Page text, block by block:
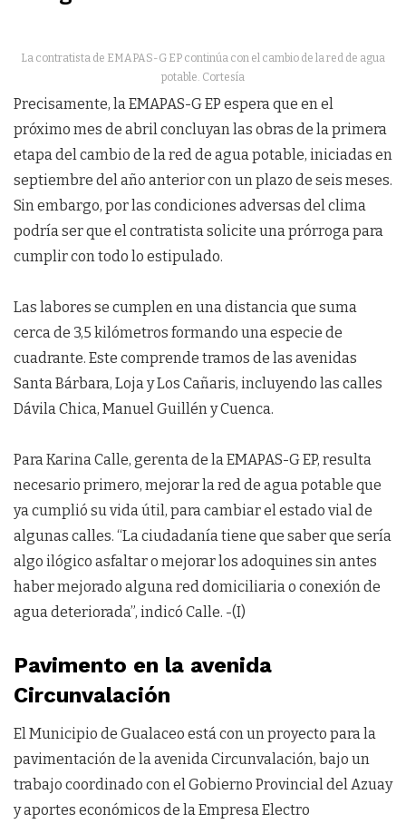
La contratista de EMAPAS-G EP continúa con el cambio de la red de agua
potable. Cortesía
Precisamente, la EMAPAS-G EP espera que en el
próximo mes de abril concluyan las obras de la primera
etapa del cambio de la red de agua potable, iniciadas en
septiembre del año anterior con un plazo de seis meses.
Sin embargo, por las condiciones adversas del clima
podría ser que el contratista solicite una prórroga para
cumplir con todo lo estipulado.
Las labores se cumplen en una distancia que suma
cerca de 3,5 kilómetros formando una especie de
cuadrante. Este comprende tramos de las avenidas
Santa Bárbara, Loja y Los Cañaris, incluyendo las calles
Dávila Chica, Manuel Guillén y Cuenca.
Para Karina Calle, gerenta de la EMAPAS-G EP, resulta
necesario primero, mejorar la red de agua potable que
ya cumplió su vida útil, para cambiar el estado vial de
algunas calles. “La ciudadanía tiene que saber que sería
algo ilógico asfaltar o mejorar los adoquines sin antes
haber mejorado alguna red domiciliaria o conexión de
agua deteriorada”, indicó Calle. -(I)
Pavimento en la avenida
Circunvalación
El Municipio de Gualaceo está con un proyecto para la
pavimentación de la avenida Circunvalación, bajo un
trabajo coordinado con el Gobierno Provincial del Azuay
y aportes económicos de la Empresa Electro